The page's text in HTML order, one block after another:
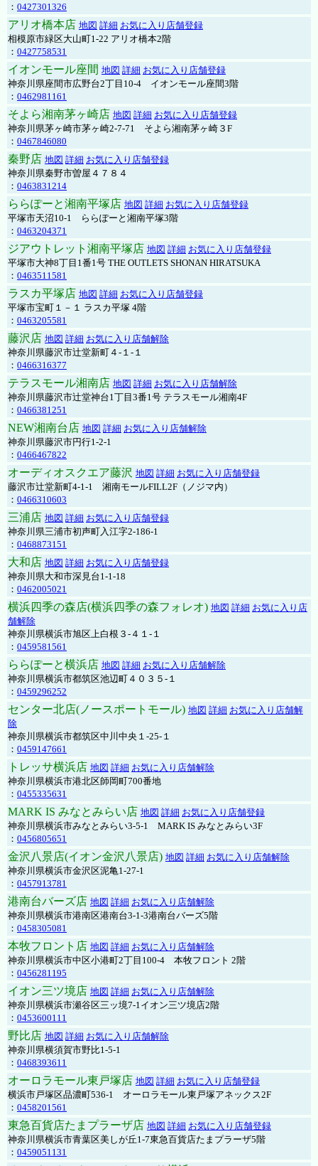
： 0427301326
アリオ橋本店 地図 詳細 お気に入り店舗登録
相模原市緑区大山町1-22 アリオ橋本2階
： 0427758531
イオンモール座間 地図 詳細 お気に入り店舗登録
神奈川県座間市広野台2丁目10-4 イオンモール座間3階
： 0462981161
そよら湘南茅ヶ崎店 地図 詳細 お気に入り店舗登録
神奈川県茅ヶ崎市茅ヶ崎2‐7‐71 そよら湘南茅ヶ崎３F
： 0467846080
秦野店 地図 詳細 お気に入り店舗登録
神奈川県秦野市曽屋４７８４
： 0463831214
ららぽーと湘南平塚店 地図 詳細 お気に入り店舗登録
平塚市天沼10-1 ららぽーと湘南平塚3階
： 0463204371
ジアウトレット湘南平塚店 地図 詳細 お気に入り店舗登録
平塚市大神8丁目1番1号 THE OUTLETS SHONAN HIRATSUKA
： 0463511581
ラスカ平塚店 地図 詳細 お気に入り店舗登録
平塚市宝町１－１ ラスカ平塚 4階
： 0463205581
藤沢店 地図 詳細 お気に入り店舗解除
神奈川県藤沢市辻堂新町４-１-１
： 0466316377
テラスモール湘南店 地図 詳細 お気に入り店舗解除
神奈川県藤沢市辻堂神台1丁目3番1号 テラスモール湘南4F
： 0466381251
NEW湘南台店 地図 詳細 お気に入り店舗解除
神奈川県藤沢市円行1-2-1
： 0466467822
オーディオスクエア藤沢 地図 詳細 お気に入り店舗登録
藤沢市辻堂新町4-1-1 湘南モールFILL2F（ノジマ内）
： 0466310603
三浦店 地図 詳細 お気に入り店舗登録
神奈川県三浦市初声町入江字2-186-1
： 0468873151
大和店 地図 詳細 お気に入り店舗登録
神奈川県大和市深見台1-1-18
： 0462005021
横浜四季の森店(横浜四季の森フォレオ) 地図 詳細 お気に入り店
舗解除
神奈川県横浜市旭区上白根３-４１-１
： 0459581561
ららぽーと横浜店 地図 詳細 お気に入り店舗解除
神奈川県横浜市都筑区池辺町４０３５-１
： 0459296252
センター北店(ノースポートモール) 地図 詳細 お気に入り店舗解
除
神奈川県横浜市都筑区中川中央１-25-１
： 0459147661
トレッサ横浜店 地図 詳細 お気に入り店舗解除
神奈川県横浜市港北区師岡町700番地
： 0455335631
MARK IS みなとみらい店 地図 詳細 お気に入り店舗登録
神奈川県横浜市みなとみらい3-5-1 MARK IS みなとみらい3F
： 0456805651
金沢八景店(イオン金沢八景店) 地図 詳細 お気に入り店舗解除
神奈川県横浜市金沢区泥亀1-27-1
： 0457913781
港南台バーズ店 地図 詳細 お気に入り店舗解除
神奈川県横浜市港南区港南台3-1-3港南台バーズ5階
： 0458305081
本牧フロント店 地図 詳細 お気に入り店舗解除
神奈川県横浜市中区小港町2丁目100-4 本牧フロント 2階
： 0456281195
イオン三ツ境店 地図 詳細 お気に入り店舗解除
神奈川県横浜市瀬谷区三ッ境7-1イオン三ツ境店2階
： 0453600111
野比店 地図 詳細 お気に入り店舗解除
神奈川県横須賀市野比1-5-1
： 0468393611
オーロラモール東戸塚店 地図 詳細 お気に入り店舗登録
横浜市戸塚区品濃町536-1 オーロラモール東戸塚アネックス2F
： 0458201561
東急百貨店たまプラーザ店 地図 詳細 お気に入り店舗登録
神奈川県横浜市青葉区美しが丘1-7東急百貨店たまプラーザ5階
： 0459051131